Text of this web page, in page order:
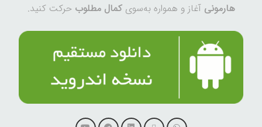
هارمونی آغاز و همواره به‌سوی کمال مطلوب حرکت کنید.